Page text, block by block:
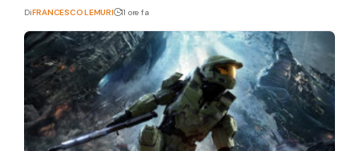
DiFRANCESCO LEMURI 11 ore fa